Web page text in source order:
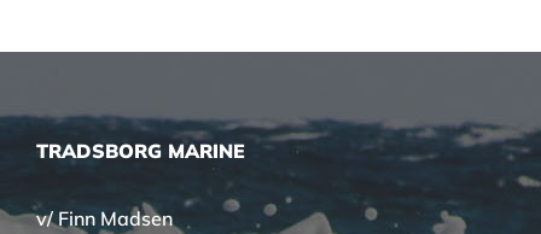
TRADSBORG MARINE
v/ Finn Madsen